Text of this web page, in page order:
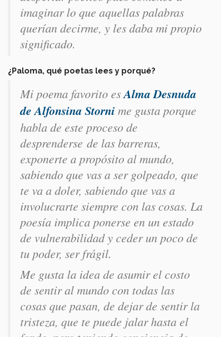
imaginar lo que aquellas palabras
querían decirme, y les daba mi propio
significado.
¿Paloma, qué poetas lees y porqué?
Mi poema favorito esAlma Desnuda
de Alfonsina Stornime gusta porque
habla de este proceso de
desprenderse de las barreras,
exponerte a propósito al mundo,
sabiendo que vas a ser golpeado, que
te va a doler, sabiendo que vas a
involucrarte siempre con las cosas. La
poesía implica ponerse en un estado
de vulnerabilidad y ceder un poco de
tu poder, ser frágil.
Me gusta la idea de asumir el costo
de sentir al mundo con todas las
cosas que pasan, de dejar de sentir la
tristeza, que te puede jalar hasta el